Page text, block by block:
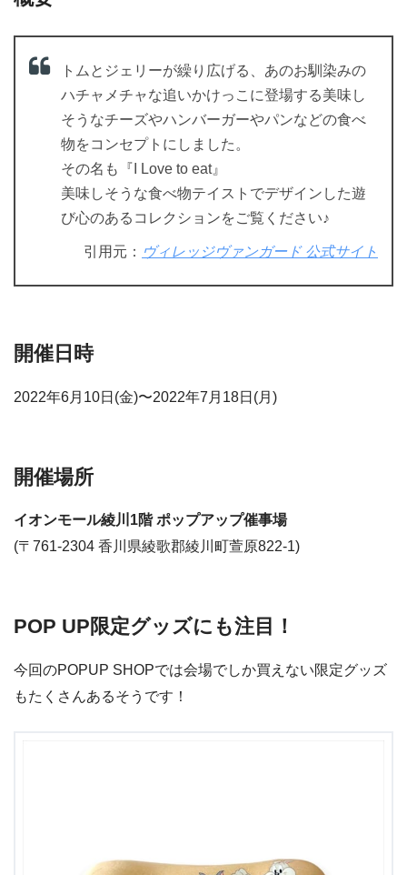
トムとジェリーが繰り広げる、あのお馴染みの
ハチャメチャな追いかけっこに登場する美味し
そうなチーズやハンバーガーやパンなどの食べ
物をコンセプトにしました。
その名も『I Love to eat』
美味しそうな食べ物テイストでデザインした遊
び心のあるコレクションをご覧ください♪
引用元： ヴィレッジヴァンガード 公式サイト
開催日時
2022年6月10日(金)〜2022年7月18日(月)
開催場所
イオンモール綾川1階 ポップアップ催事場
(〒761-2304 香川県綾歌郡綾川町萱原822-1)
POP UP限定グッズにも注目！
今回のPOPUP SHOPでは会場でしか買えない限定グッズ
もたくさんあるそうです！